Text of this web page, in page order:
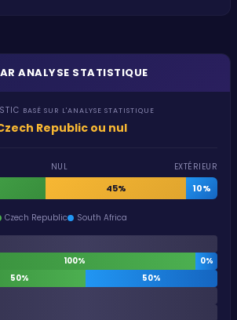
ANALYSE STATISTIQUE
BASÉ SUR L'ANALYSE STATISTIQUE
Republic ou nul
NUL EXTÉRIEUR
45% 10%
Czech Republic South Africa
100%
0%
50%
50%